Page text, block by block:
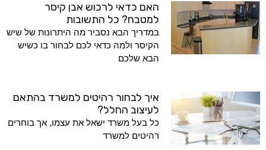
האם כדאי לרכוש אבן קיסר
למטבח? כל התשובות
במדריך הבא נסביר מה היתרונות של שיש
הקיסר ולמה כדאי לכם לבחור בו כשיש
הבא שלכם
איך לבחור רהיטים למשרד בהתאם
לעיצוב החלל?
כל בעל משרד ישאל את עצמו, אך בוחרים
רהיטים למשרד